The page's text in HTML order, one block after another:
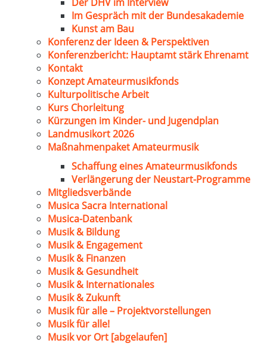
Im Gespräch mit der Bundesakademie
Kunst am Bau
Konferenz der Ideen & Perspektiven
Konferenzbericht: Hauptamt stärk Ehrenamt
Kontakt
Konzept Amateurmusikfonds
Kulturpolitische Arbeit
Kurs Chorleitung
Kürzungen im Kinder- und Jugendplan
Landmusikort 2026
Maßnahmenpaket Amateurmusik
Schaffung eines Amateurmusikfonds
Verlängerung der Neustart-Programme
Mitgliedsverbände
Musica Sacra International
Musica-Datenbank
Musik & Bildung
Musik & Engagement
Musik & Finanzen
Musik & Gesundheit
Musik & Internationales
Musik & Zukunft
Musik für alle – Projektvorstellungen
Musik für alle!
Musik vor Ort [abgelaufen]